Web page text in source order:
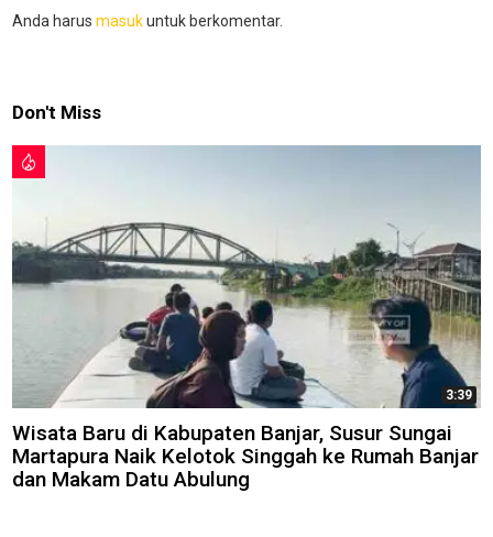
Anda harus masukuntuk berkomentar.
Don't Miss
3:39
Wisata Baru di Kabupaten Banjar, Susur Sungai
Martapura Naik Kelotok Singgah ke Rumah Banjar
dan Makam Datu Abulung